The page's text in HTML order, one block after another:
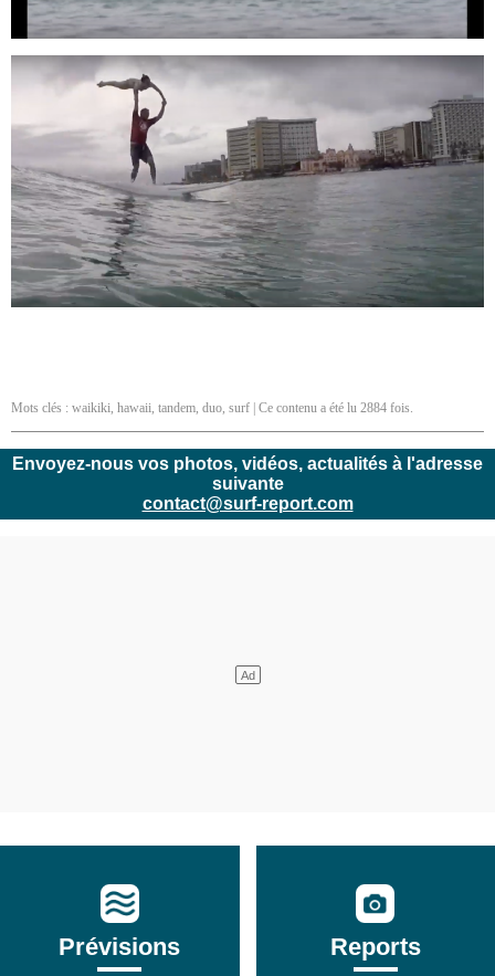
Mots clés : waikiki, hawaii, tandem, duo, surf | Ce contenu a été lu 2884 fois.
Envoyez-nous vos photos, vidéos, actualités à l'adresse
suivante
contact@surf-report.com
Prévisions Reports